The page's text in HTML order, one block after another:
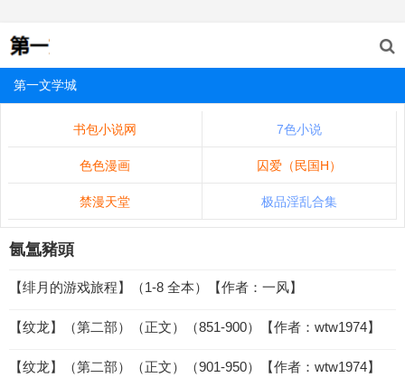
第一文学城
书包小说网 7色小说
色色漫画 囚爱（民国H）
禁漫天堂 极品淫乱合集
氤氲豬頭
【绯月的游戏旅程】（1-8 全本）【作者：一风】
【纹龙】（第二部）（正文）（851-900）【作者：wtw1974】
【纹龙】（第二部）（正文）（901-950）【作者：wtw1974】